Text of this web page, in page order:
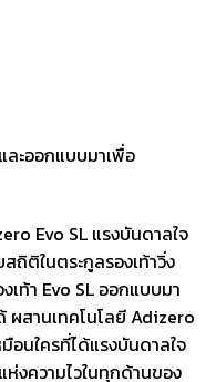
ละออกแบบมาเพื่อ
Evo SL แรงบันดาลใจ
ถิติในตระกูลรองเท้าวิ่ง
เท้า Evo SL ออกแบบมา
ผสานเทคโนโลยี Adizero
อนใครที่ได้แรงบันดาลใจ
ห่งความไวในทุกด้านของ